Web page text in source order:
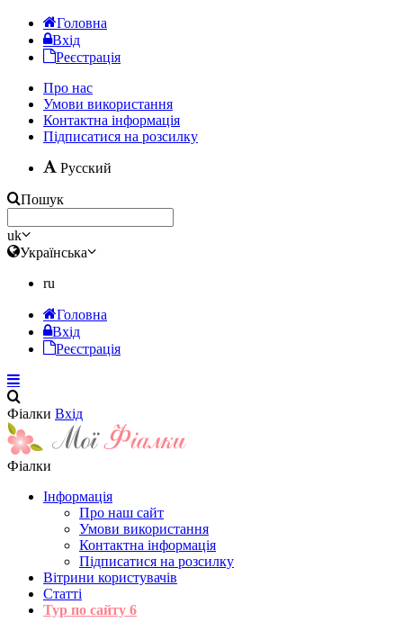
Головна
Вхід
Реєстрація
Про нас
Умови використання
Контактна інформація
Підписатися на розсилку
Русский
Пошук
uk
Українська
ru
Головна
Вхід
Реєстрація
Фіалки Вхід
Фіалки
Інформація
Про наш сайт
Умови використання
Контактна інформація
Підписатися на розсилку
Вітрини користувачів
Статті
Тур по сайту 6